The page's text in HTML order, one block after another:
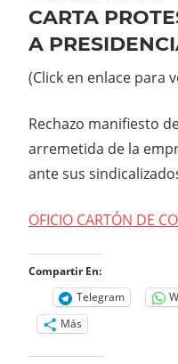
CARTA
A
(Click en enlace para
Rechazo manifiesto
arremetida de la
ante sus
OFICIO CARTÓN DE
Compartir En:
Telegram
Más